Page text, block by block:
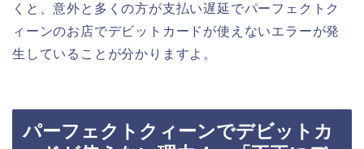
くと、意外と多くの方が支払い遅延でパーフェクトク
ィーンのお店でデビットカードが使えないエラーが発
生していることが分かりますよ。
パーフェクトクィーンでデビットカ